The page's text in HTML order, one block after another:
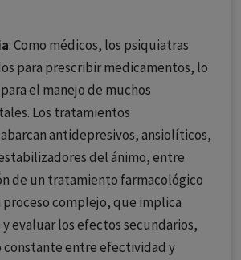
: Como médicos, los psiquiatras
para prescribir medicamentos, lo
el manejo de muchos
Los tratamientos
antidepresivos, ansiolíticos,
del ánimo, entre
de un tratamiento farmacológico
proceso complejo, que implica
evaluar los efectos secundarios,
entre efectividad y